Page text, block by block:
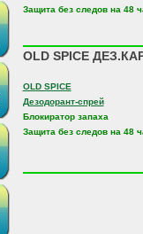
Защита без следов на 48
OLD SPICE
OLD SPICE
Дезодорант-спрей
Блокиратор запаха
Защита без следов на 48